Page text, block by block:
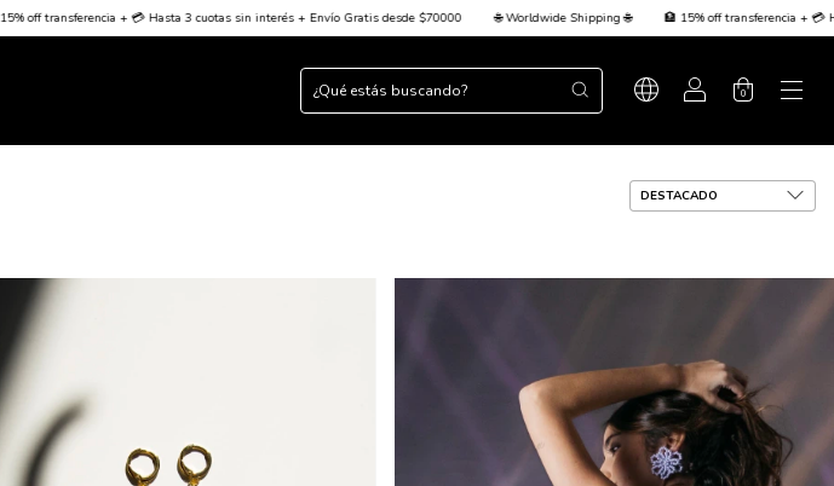
sin interés + Envío Gratis desde $70000 🌐 Worldwide Shipping 🌐 🏦 15% off transferencia + 💳 Hasta 3 cuotas sin interés + Envío
0